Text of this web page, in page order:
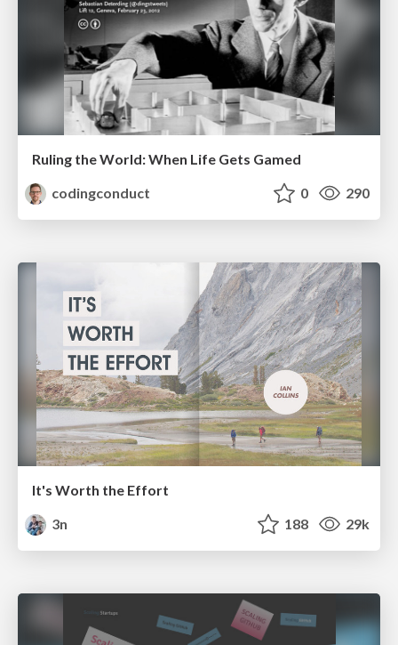
Ruling the World: When Life Gets Gamed
codingconduct
0 290
It's Worth the Effort
3n
188 29k